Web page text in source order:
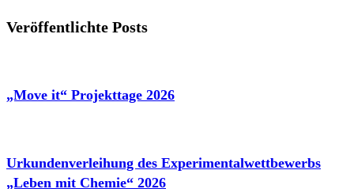
Veröffentlichte Posts
„Move it“ Projekttage 2026
Urkundenverleihung des Experimentalwettbewerbs
„Leben mit Chemie“ 2026